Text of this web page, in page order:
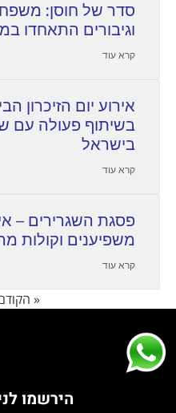
סדר של חוסן:
וגיבורים התאחדו
קרא עוד
אירוע יום הזיכרון
בשיתוף פעולה עם
בישראל
קרא עוד
פסגת השגרירים –
משפיענים וקולות
קרא עוד
«
הירשמו